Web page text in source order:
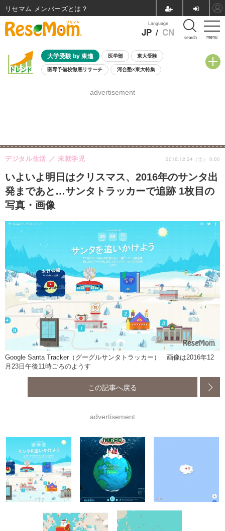
menu
Language
JP / CN search
大学受験 by 東進 医学部 東大受験
医専予備校徹底リサーチ 河合塾×東大特集
8月開催学校説明会・相談会
advertisement
いよいよ明日はクリスマス、2016年のサンタ出
発まであと…サンタトラッカーで追跡 1枚目の
写真・画像
デジタル生活 未就学児 2016.12.24（土） 0:00
Google Santa Tracker（グーグルサンタトラッカー） 画像は2016年12
月23日午後11時ごろのようす
この記事へ戻る
advertisement
リセマム メンバーズ